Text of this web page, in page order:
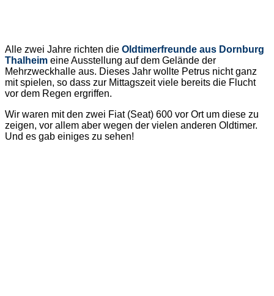
Alle zwei Jahre richten die Oldtimerfreunde aus Dornburg
Thalheim eine Ausstellung auf dem Gelände der
Mehrzweckhalle aus. Dieses Jahr wollte Petrus nicht ganz
mit spielen, so dass zur Mittagszeit viele bereits die Flucht
vor dem Regen ergriffen.
Wir waren mit den zwei Fiat (Seat) 600 vor Ort um diese zu
zeigen, vor allem aber wegen der vielen anderen Oldtimer.
Und es gab einiges zu sehen!